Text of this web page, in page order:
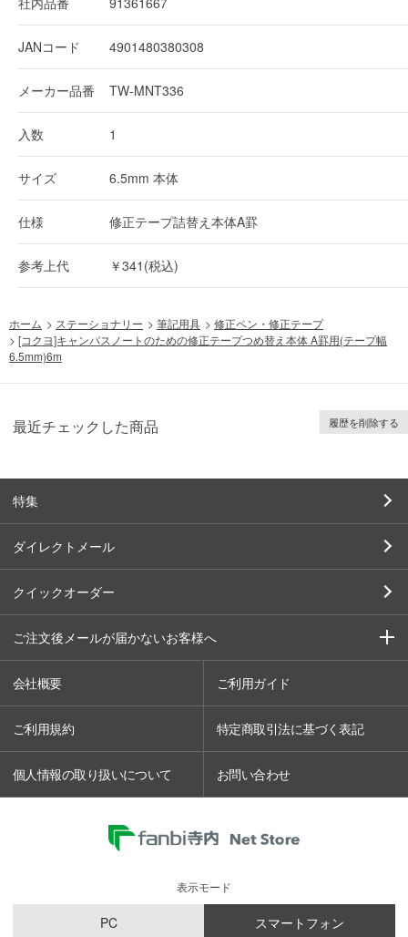
JANコード 4901480380308
メーカー品番 TW-MNT336
入数 1
サイズ 6.5mm 本体
仕様 修正テープ詰替え本体A罫
参考上代 ￥341(税込)
ホーム > ステーショナリー > 筆記用具 > 修正ペン・修正テープ
> [コクヨ]キャンパスノートのための修正テープつめ替え本体 A罫用(テープ幅
6.5mm)6m
最近チェックした商品 履歴を削除する
特集
ダイレクトメール
クイックオーダー
ご注文後メールが届かないお客様へ
会社概要 ご利用ガイド
ご利用規約 特定商取引法に基づく表記
個人情報の取り扱いについて お問い合わせ
表示モード
PC スマートフォン